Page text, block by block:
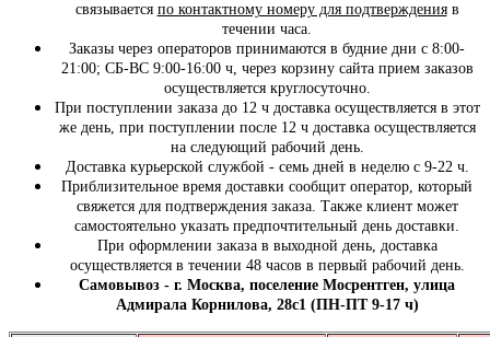
связывается по контактному номеру для подтвержденияв
течении часа.
Заказы через операторов принимаются в будние дни с 8:00-
21:00; СБ-ВС 9:00-16:00 ч, через корзину сайта прием заказов
осуществляется круглосуточно.
При поступлении заказа до 12 ч доставка осуществляется в этот
же день, при поступлении после 12 ч доставка осуществляется
на следующий рабочий день.
Доставка курьерской службой - семь дней в неделю с 9-22 ч.
Приблизительное время доставки сообщит оператор, который
свяжется для подтверждения заказа. Также клиент может
самостоятельно указать предпочтительный день доставки.
При оформлении заказа в выходной день, доставка
осуществляется в течении 48 часов в первый рабочий день.
Самовывоз - г. Москва, поселение Мосрентген, улица
Адмирала Корнилова, 28с1 (ПН-ПТ 9-17 ч)